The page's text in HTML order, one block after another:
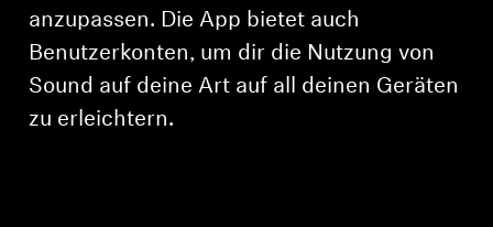
AMBEO Soundbars und Subs
AMBEO entdecken
anzupassen. Die App bietet auch
Benutzerkonten, um dir die Nutzung von
Sound auf deine Art auf all deinen Geräten
zu erleichtern.